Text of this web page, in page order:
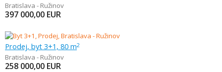
Bratislava - Ružinov
397 000,00 EUR
Prodej, byt 3+1, 80 m2
Bratislava - Ružinov
258 000,00 EUR